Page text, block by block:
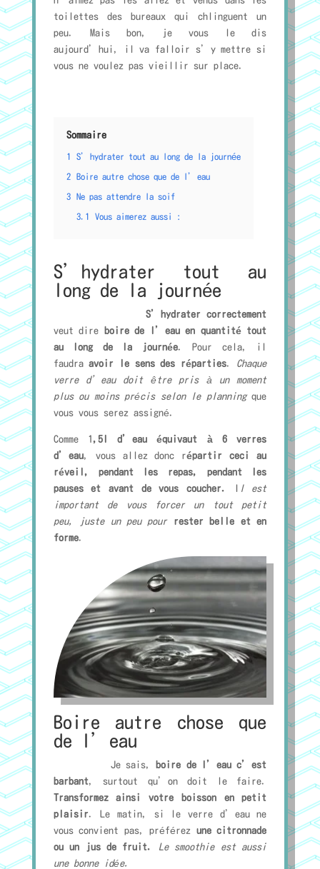
toilettes des bureaux qui chlinguent un
peu. Mais bon, je vous le dis
aujourd’hui, il va falloir s’y mettre si
vous ne voulez pas vieillir sur place.
Sommaire
1 S’hydrater tout au long de la journée
2 Boire autre chose que de l’eau
3 Ne pas attendre la soif
3.1 Vous aimerez aussi :
S’hydrater tout au
long de la journée
S’hydrater correctement
veut dire
boire de l’eau en quantité tout
au long de la journée. Pour cela, il
faudraavoir le sens des réparties. Chaque
verre d’eau doit être pris à un moment
plus ou moins précis selon le planningque
vous vous serez assigné.
Comme 1,5l d’eau équivaut à 6 verres
d’eau, vous allez donc répartir ceci au
réveil, pendant les repas, pendant les
pauses et avant de vous coucher.
l est
important de vous forcer un tout petit
peu, juste un peu pour
rester belle et en
forme.
Boire autre chose que
de l’eau
Je sais,
boire de l’eau c’est
barbant, surtout qu’on doit le faire.
Transformez ainsi votre boisson en petit
plaisir. Le matin, si le verre d’eau ne
vous convient pas, préférez une citronnade
ou un jus de fruit.
Le smoothie est aussi
une bonne idée.